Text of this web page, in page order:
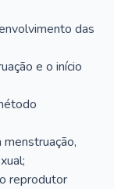
das
e o início
reprodutor